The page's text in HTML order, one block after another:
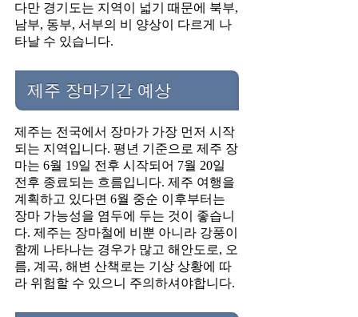
다만 경기도는 지역이 넓기 때문에 북부,
남부, 동부, 서부의 비 양상이 다르게 나
타날 수 있습니다.
제주 장마기간 예상
제주는 전국에서 장마가 가장 먼저 시작
되는 지역입니다. 평년 기준으로 제주 장
마는 6월 19일 전후 시작되어 7월 20일
전후 종료되는 흐름입니다. 제주 여행을
계획하고 있다면 6월 중순 이후부터는
장마 가능성을 염두에 두는 것이 좋습니
다. 제주는 장마철에 비뿐 아니라 강풍이
함께 나타나는 경우가 많고 해안도로, 오
름, 계곡, 해변 산책로는 기상 상황에 따
라 위험할 수 있으니 주의하셔야합니다.